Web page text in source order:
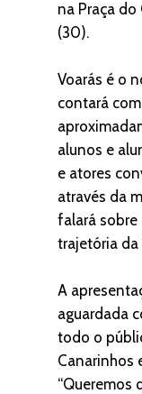
na Praça
(30).
Voarás é o
contará
alunos e
e atores
através da
falará sobre
trajetória
A
aguardada
todo o
Canarinhos
“Queremos